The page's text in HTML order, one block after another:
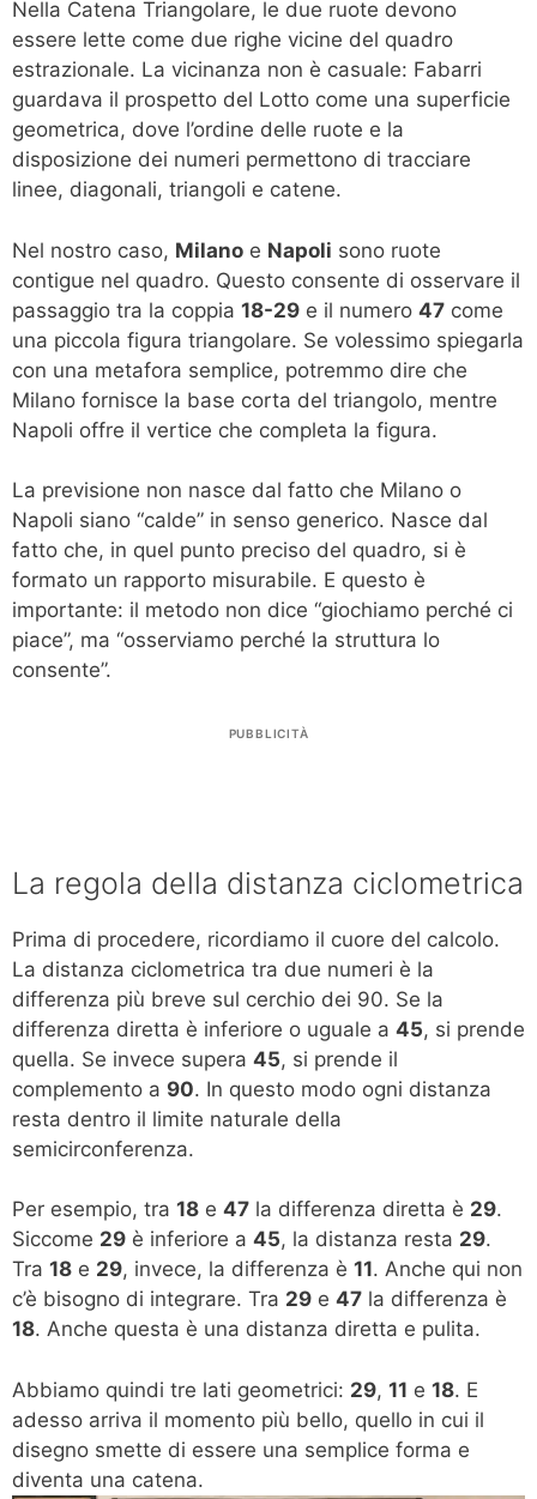
Nella Catena Triangolare, le due ruote devono
essere lette come due righe vicine del quadro
estrazionale. La vicinanza non è casuale: Fabarri
guardava il prospetto del Lotto come una superficie
geometrica, dove l’ordine delle ruote e la
disposizione dei numeri permettono di tracciare
linee, diagonali, triangoli e catene.
Nel nostro caso, Milano e Napoli sono ruote
contigue nel quadro. Questo consente di osservare il
passaggio tra la coppia 18-29 e il numero 47 come
una piccola figura triangolare. Se volessimo spiegarla
con una metafora semplice, potremmo dire che
Milano fornisce la base corta del triangolo, mentre
Napoli offre il vertice che completa la figura.
La previsione non nasce dal fatto che Milano o
Napoli siano “calde” in senso generico. Nasce dal
fatto che, in quel punto preciso del quadro, si è
formato un rapporto misurabile. E questo è
importante: il metodo non dice “giochiamo perché ci
piace”, ma “osserviamo perché la struttura lo
consente”.
PUBBLICITÀ
La regola della distanza ciclometrica
Prima di procedere, ricordiamo il cuore del calcolo.
La distanza ciclometrica tra due numeri è la
differenza più breve sul cerchio dei 90. Se la
differenza diretta è inferiore o uguale a 45, si prende
quella. Se invece supera 45, si prende il
complemento a 90. In questo modo ogni distanza
resta dentro il limite naturale della
semicirconferenza.
Per esempio, tra 18 e 47 la differenza diretta è 29.
Siccome 29 è inferiore a 45, la distanza resta 29.
Tra 18 e 29, invece, la differenza è 11. Anche qui non
c’è bisogno di integrare. Tra 29 e 47 la differenza è
18. Anche questa è una distanza diretta e pulita.
Abbiamo quindi tre lati geometrici: 29, 11 e 18. E
adesso arriva il momento più bello, quello in cui il
disegno smette di essere una semplice forma e
diventa una catena.